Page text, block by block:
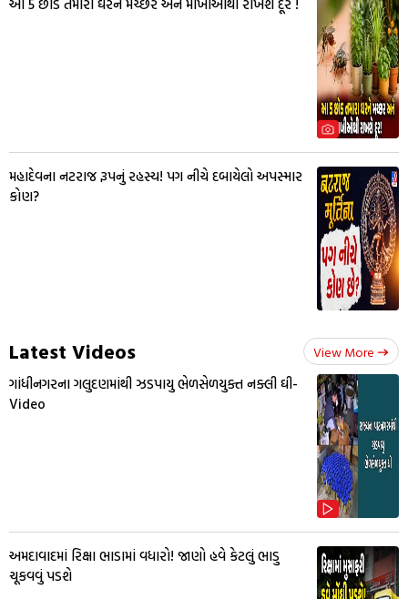
મહાદેવના નટરાજ રૂપનું રહસ્ય! પગ નીચે દબાયેલો અપસ્માર
કોણ?
Latest Videos View More
ગાંધીનગરના ગલુદણમાંથી ઝડપાયુ ભેળસેળયુક્ત નક્લી ઘી-
Video
અમદાવાદમાં રિક્ષા ભાડામાં વધારો! જાણો હવે કેટલું ભાડુ
ચૂકવવું પડશે